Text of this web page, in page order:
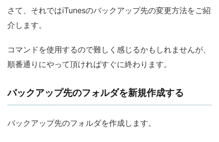
さて、それではiTunesのバックアップ先の変更方法をご紹
介します。
コマンドを使用するので難しく感じるかもしれませんが、
順番通りにやって頂ければすぐに終わります。
バックアップ先のフォルダを新規作成する
バックアップ先のフォルダを作成します。